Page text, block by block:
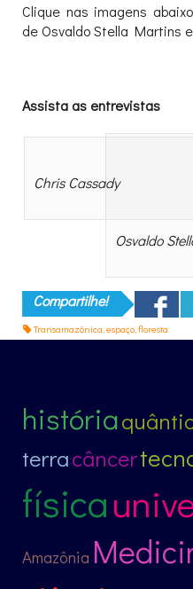
Clique nas imagens
de Osvaldo Stella Martins
Assista as entrevistas
Chris Cassady
Osvaldo
Compartilhe!
Transamazônica,espaço,floresta
história
terracâncer
física
Amazônia